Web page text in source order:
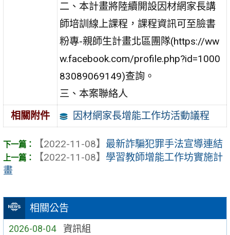
相關公告
2026-08-04 資訊組
二、本計畫將陸續開設因材網家長講
師培訓線上課程，課程資訊可至臉書
粉專-親師生計畫北區團隊(https://ww
w.facebook.com/profile.php?id=1000
83089069149)查詢。
三、本案聯絡人
相關附件
因材網家長增能工作坊活動議程
【2022-11-08】 最新詐騙犯罪手法宣導連結
【2022-11-08】 學習教師增能工作坊實施計
畫